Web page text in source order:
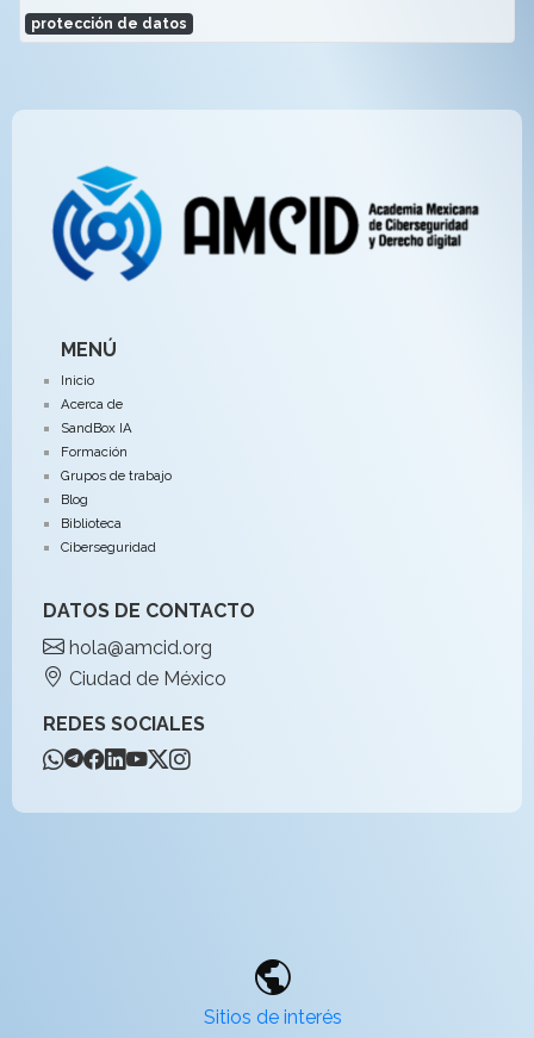
protección de datos
MENÚ
Inicio
Acerca de
SandBox IA
Formación
Grupos de trabajo
Blog
Biblioteca
Ciberseguridad
DATOS DE CONTACTO
hola@amcid.org
Ciudad de México
REDES SOCIALES
public
Sitios de interés